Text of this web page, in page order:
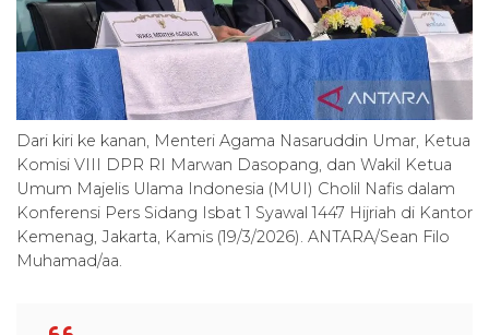
Dari kiri ke kanan, Menteri Agama Nasaruddin Umar, Ketua
Komisi VIII DPR RI Marwan Dasopang, dan Wakil Ketua
Umum Majelis Ulama Indonesia (MUI) Cholil Nafis dalam
Konferensi Pers Sidang Isbat 1 Syawal 1447 Hijriah di Kantor
Kemenag, Jakarta, Kamis (19/3/2026). ANTARA/Sean Filo
Muhamad/aa.